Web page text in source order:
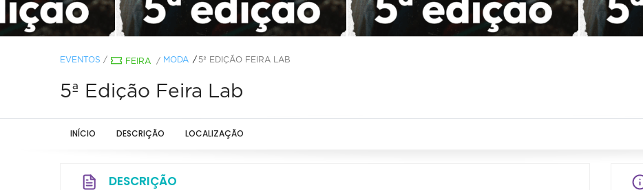
EVENTOS / FEIRA / MODA 5ª EDIÇÃO FEIRA LAB
5ª Edição Feira Lab
INÍCIO DESCRIÇÃO LOCALIZAÇÃO
DESCRIÇÃO